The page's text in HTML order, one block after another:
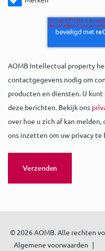
AOMB Intellectual property
contactgegevens nodig om
producten en diensten. U
deze berichten. Bekijk ons
over hoe u zich af kan
ons inzetten om uw privacy te
© 2026 AOMB. Alle rechten
Algemene voorwaarden